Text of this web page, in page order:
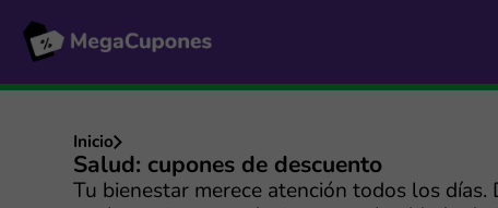
Inicio
Salud: cupones de descuento
Tu bienestar merece atención todos los